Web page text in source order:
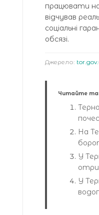
працювати
відчував
соціальні
обсязі.
Джерело:
Читайте
На
У
У